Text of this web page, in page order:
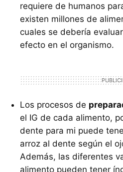
requiere de humanos
existen millones de
cuales se debería
efecto en el organismo.
Los procesos de
el IG de cada alimento,
dente para mi puede
arroz al dente según el
Además, las diferentes
alimento pueden tener